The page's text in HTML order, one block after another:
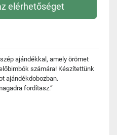
elérhetőséget
ajándékkal, amely örömet
számára! Készítettünk
ajándékdobozban.
fordítasz.“